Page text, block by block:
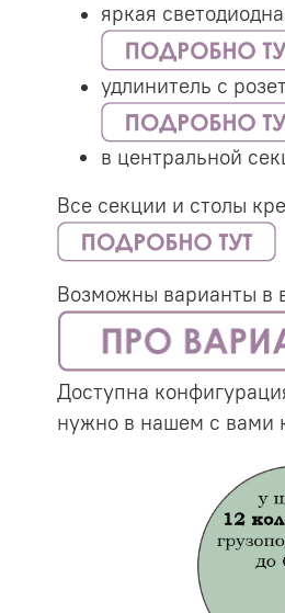
яркая
удлинитель с
в центральной
Все секции и столы
Возможны варианты в
Доступна
нужно в нашем с вами